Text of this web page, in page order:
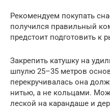
Рекомендуем покупать
получился правильный
предстоит подготовить к
Закрепить катушку на
шпулю 25–35 метров
перекручивалась она
нитью, а не кольцами.
леской на карандаше и